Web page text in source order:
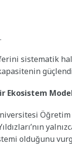
sistematik
Ekosistem
olduğunu